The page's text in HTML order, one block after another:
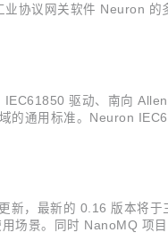
协议网关软件 Neuron
驱动、南向
通用标准。Neuron
新，最新的 0.16 版本将
场景。同时 NanoMQ 项